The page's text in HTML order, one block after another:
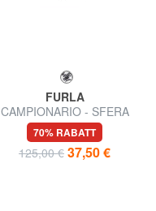
FURLA
CAMPIONARIO - SFERA
Dünner Ledergürtel
70% RABATT
125,00 € 37,50 €